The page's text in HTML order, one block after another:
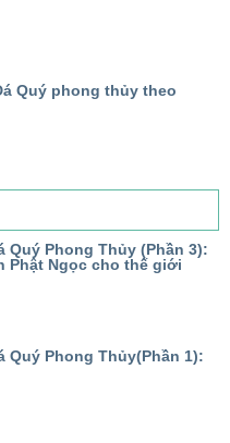
Quý phong thủy theo
Quý Phong Thủy (Phần 3):
Phật Ngọc cho thế giới
Quý Phong Thủy(Phần 1):